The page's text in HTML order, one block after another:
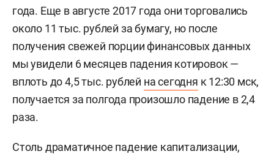
года. Еще в августе 2017 года они торговались
около 11 тыс. рублей за бумагу, но после
получения свежей порции финансовых данных
мы увидели 6 месяцев падения котировок —
вплоть до 4,5 тыс. рублей на сегодня к 12:30 мск,
получается за полгода произошло падение в 2,4
раза.
Столь драматичное падение капитализации,